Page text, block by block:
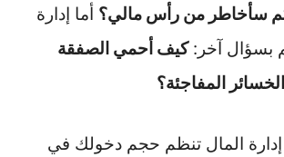
سأخاطر من رأس مالي؟ أما إدارة
بسؤال آخر:كيف أحمي الصفقة
المفاجئة؟
المال تنظم حجم دخولك في